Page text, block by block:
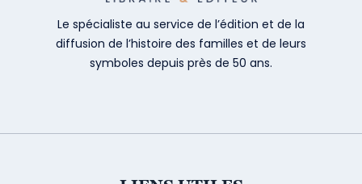
Le spécialiste au service de l’édition et de la
diffusion de l’histoire des familles et de leurs
symboles depuis près de 50 ans.